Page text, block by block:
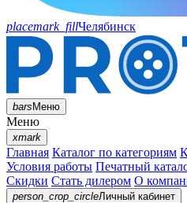
placemark_fillЧелябинск
barsМеню
Меню
xmark
Главная Каталог по категориям
Условия работы Печатный
Скидки Стать дилером О
person_crop_circleЛичный кабинет